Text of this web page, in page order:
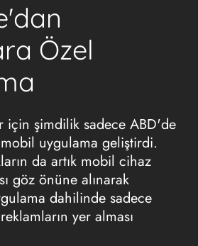
Özel
için şimdilik sadece ABD'de
uygulama geliştirdi.
da artık mobil cihaz
göz önüne alınarak
dahilinde sadece
yer alması